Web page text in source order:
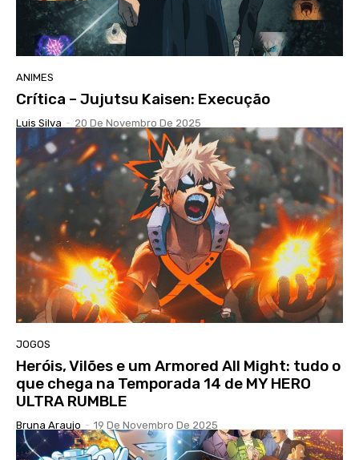
ANIMES
Crítica – Jujutsu Kaisen: Execução
Luis Silva - 20 De Novembro De 2025
JOGOS
Heróis, Vilões e um Armored All Might: tudo o
que chega na Temporada 14 de MY HERO
ULTRA RUMBLE
Bruna Araujo - 19 De Novembro De 2025